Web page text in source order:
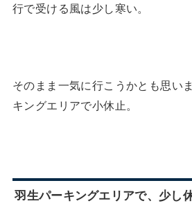
行で受ける風は少し寒い。
そのまま一気に行こうかとも思い
キングエリアで小休止。
羽生パーキングエリアで、少し